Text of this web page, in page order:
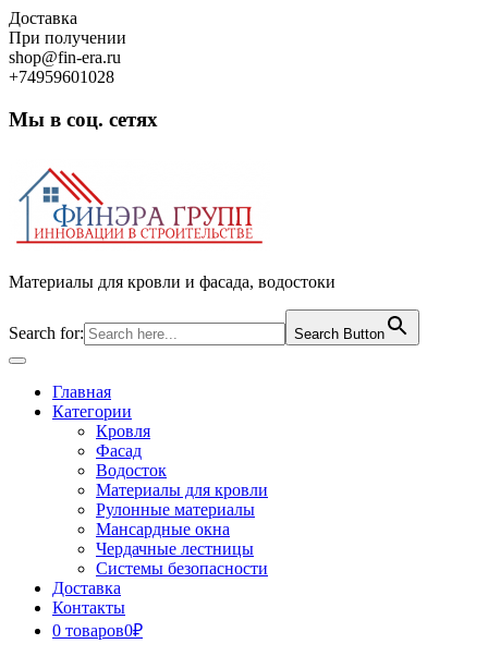
Skip
to
content
Доставка
При получении
shop@fin-era.ru
+74959601028
Мы в соц. сетях
Материалы для кровли и фасада, водостоки
Search for: Search Button
Open
ButtonГлавная
Категории
Кровля
Фасад
Водосток
Материалы для кровли
Рулонные материалы
Мансардные окна
Чердачные лестницы
Системы безопасности
Доставка
Контакты
0 товаров0₽